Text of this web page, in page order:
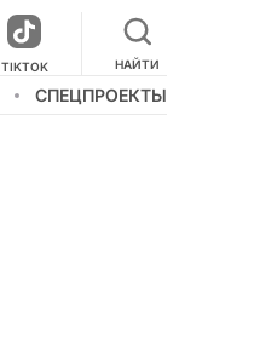
TIKTOK НАЙТИ
СПЕЦПРОЕКТЫ